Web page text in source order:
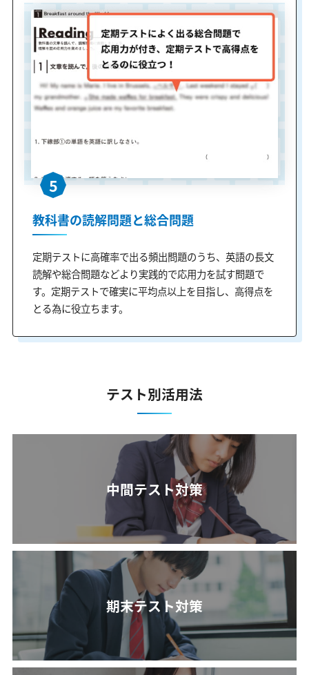
5
教科書の読解問題と総合問題
定期テストに高確率で出る頻出問題のうち、英語の長文
読解や総合問題などより実践的で応用力を試す問題で
す。定期テストで確実に平均点以上を目指し、高得点を
とる為に役立ちます。
テスト別活用法
中間テスト対策
期末テスト対策